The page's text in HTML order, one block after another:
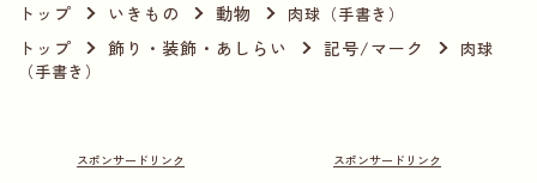
トップ いきもの 動物 肉球（手書き）
トップ 飾り・装飾・あしらい 記号/マーク
肉球
（手書き）